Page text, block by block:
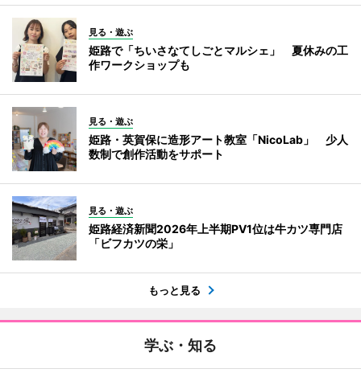
見る・遊ぶ
姫路で「ちいさなてしごとマルシェ」 夏休みの工
作ワークショップも
見る・遊ぶ
姫路・英賀保に造形アート教室「NicoLab」 少人
数制で創作活動をサポート
見る・遊ぶ
姫路経済新聞2026年上半期PV1位は牛カツ専門店
「ビフカツの栄」
もっと見る
学ぶ・知る